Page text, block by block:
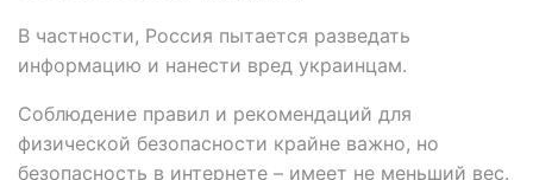
В частности, Россия пытается разведать
информацию и нанести вред украинцам.
Соблюдение правил и рекомендаций для
физической безопасности крайне важно, но
безопасность в интернете – имеет не меньший вес.